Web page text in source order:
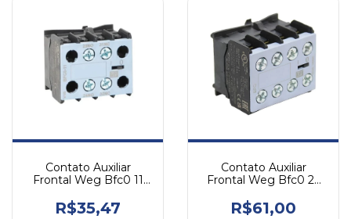
Contato Auxiliar
Frontal Weg Bfc0 11
R$35,47
Contato Auxiliar
Frontal Weg Bfc0 22
R$61,00